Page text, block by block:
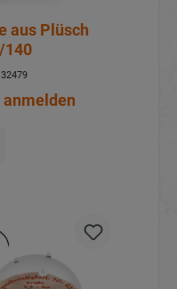
aus Plüsch
140
anmelden